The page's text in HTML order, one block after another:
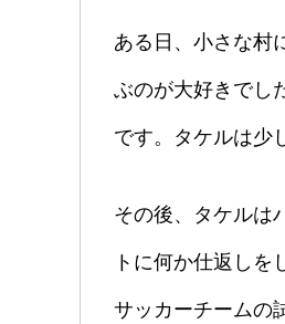
ある日、小さな村
ぶのが大好きでし
です。タケルは少
その後、タケルは
トに何か仕返し
サッカーチームの